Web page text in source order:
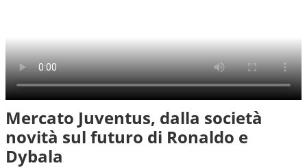
Mercato Juventus, dalla società
novità sul futuro di Ronaldo e
Dybala